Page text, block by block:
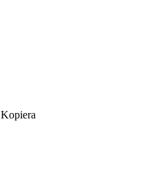
Kopiera